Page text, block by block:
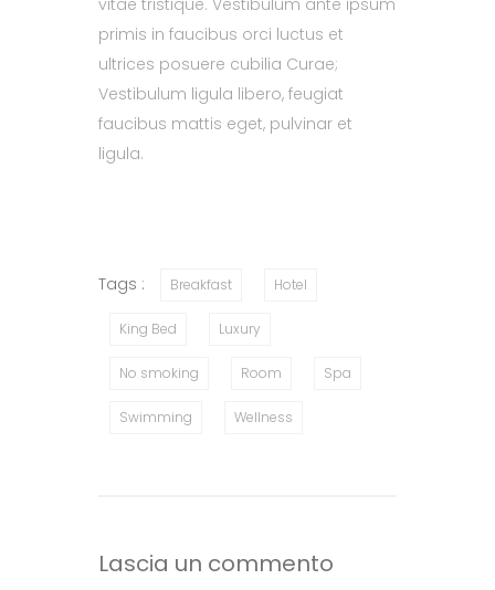
primis in faucibus orci luctus et
ultrices posuere cubilia Curae;
Vestibulum ligula libero, feugiat
faucibus mattis eget, pulvinar et
ligula.
Tags : Breakfast Hotel
King Bed Luxury
No smoking Room Spa
Swimming Wellness
Lascia un commento